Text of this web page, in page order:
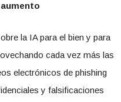
la IA para el bien y para
cada vez más las
electrónicos de phishing
y falsificaciones